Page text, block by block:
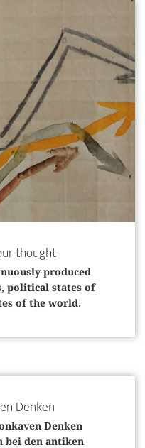
thought
produced
political states of
of the world.
Denken
Denken
bei den antiken